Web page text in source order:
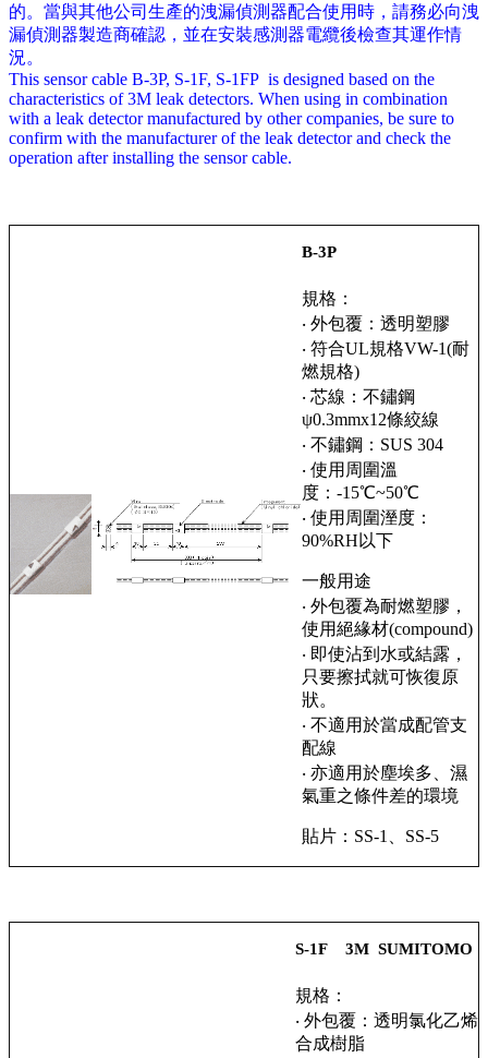
的。當與其他公司生產的洩漏偵測器配合使用時，請務必向洩
漏偵測器製造商確認，並在安裝感測器電纜後檢查其運作情
況。
This sensor cable B-3P, S-1F, S-1FP is designed based on the
characteristics of 3M leak detectors. When using in combination
with a leak detector manufactured by other companies, be sure to
confirm with the manufacturer of the leak detector and check the
operation after installing the sensor cable.
B-3P
規格：
‧ 外包覆：透明塑膠
‧ 符合UL規格VW-1(耐
燃規格)
‧ 芯線：不鏽鋼
ψ0.3mmx12條絞線
‧ 不鏽鋼：SUS 304
‧ 使用周圍溫
度：-15℃~50℃
‧ 使用周圍溼度：
90%RH以下
一般用途
‧ 外包覆為耐燃塑膠，
使用絕緣材(compound)
‧ 即使沾到水或結露，
只要擦拭就可恢復原
狀。
‧ 不適用於當成配管支
配線
‧ 亦適用於塵埃多、濕
氣重之條件差的環境
貼片：SS-1、SS-5
S-1F 3M SUMITOMO
規格：
‧ 外包覆：透明氯化乙烯
合成樹脂